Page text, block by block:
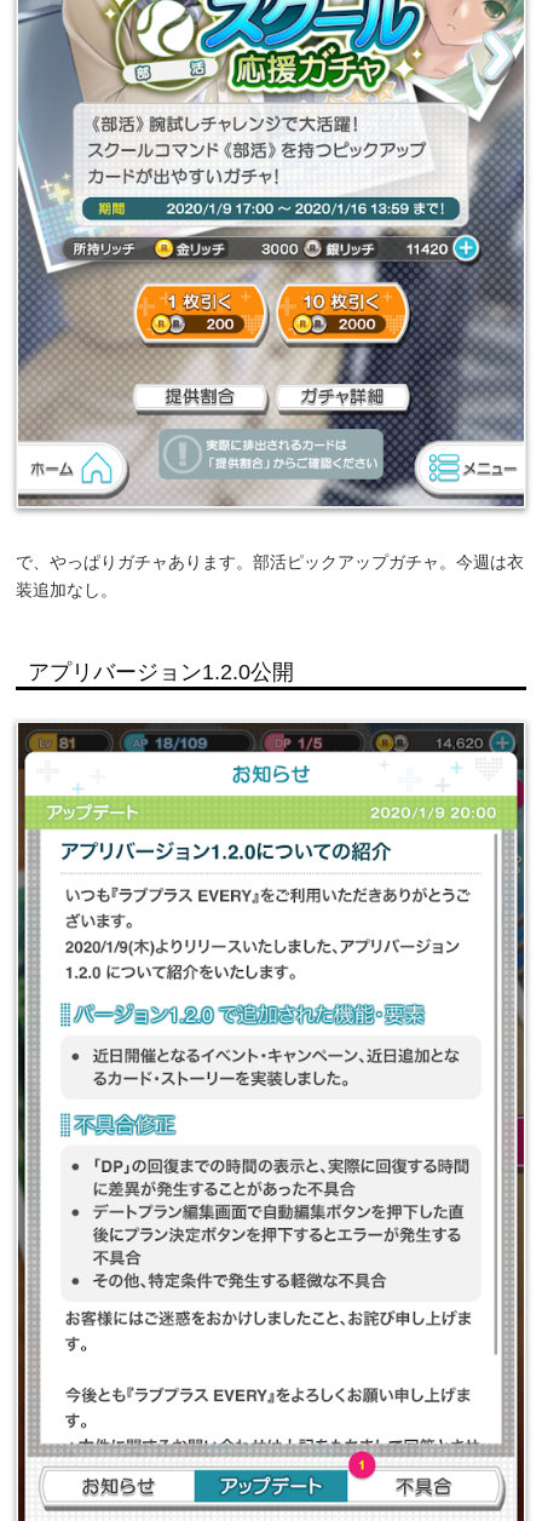
で、やっぱりガチャあります。部活ピックアップガチャ。今週は衣
装追加なし。
アプリバージョン1.2.0公開